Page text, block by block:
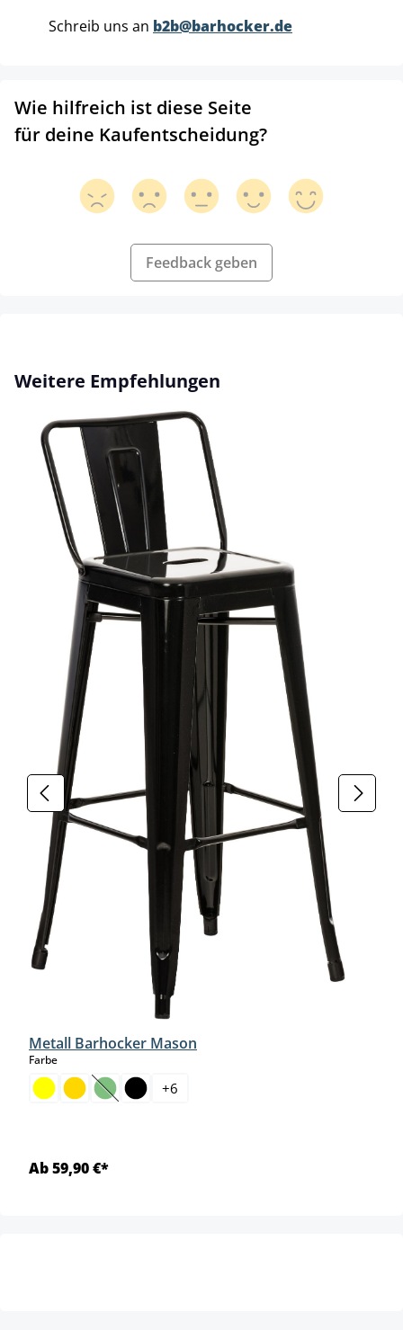
Schreib uns an b2b@barhocker.de
Wie hilfreich ist diese Seite
für deine Kaufentscheidung?
Feedback geben
Produktgalerie überspringen
Weitere Empfehlungen
Metall Barhocker Mason
Farbeauswählen
(Diese Option ist zurzeit nicht verfügbar.)
+6
Ab 59,90 €*